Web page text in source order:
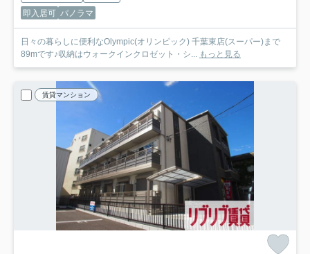
即入居可 パノラマ
日々の暮らしに便利なOlympic(オリンピック) 千葉東店(スーパー)まで
89mです♪収納はウォークインクロゼット・シ... もっと見る
賃貸マンション